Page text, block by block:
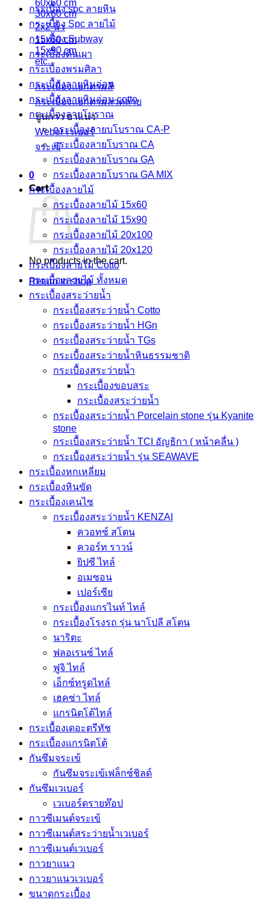
60x60 cm
30x60 cm
2x2 นิ้ว
15x60 cm
15x90 cm
etc.
กระเบื้องแยกตามสี
กระเบื้องแยกตามลวดลาย
ปูนกาว ยาแนว
Weber เวเบอร์
จระเข้
0
Cart
No products in the cart.
Return to shop
กระเบื้อง spc ลายหิน
กระเบื้อง Spc ลายไม้
กระเบื้อง Subway
กระเบื้องดินเผา
กระเบื้องพรมศิลา
กระเบื้องลายหินอ่อน
กระเบื้องลายหินอ่อน cotto
กระเบื้องลายโบราณ
กระเบื้องลายบโบราณ CA-P
กระเบื้องลายโบราณ CA
กระเบื้องลายโบราณ GA
กระเบื้องลายโบราณ GA MIX
กระเบื้องลายไม้
กระเบื้องลายไม้ 15x60
กระเบื้องลายไม้ 15x90
กระเบื้องลายไม้ 20x100
กระเบื้องลายไม้ 20x120
กระเบื้องลายไม้ Cotto
กระเบื้องลายไม้ ทั้งหมด
กระเบื้องสระว่ายน้ำ
กระเบื้องสระว่ายน้ำ Cotto
กระเบื้องสระว่ายน้ำ HGn
กระเบื้องสระว่ายน้ำ TGs
กระเบื้องสระว่ายน้ำหินธรรมชาติ
กระเบื้องสระว่ายนํ้า
กระเบื้องขอบสระ
กระเบื้องสระว่ายนํ้า
กระเบื้องสระว่ายนํ้า Porcelain stone รุ่น Kyanite
stone
กระเบื้องสระว่ายนํ้า TCI อัญธิกา ( หน้าคลื่น )
กระเบื้องสระว่ายนํ้า รุ่น SEAWAVE
กระเบื้องหกเหลี่ยม
กระเบื้องหินขัด
กระเบื้องเคนไซ
กระเบื้องสระว่ายน้ำ KENZAI
ควอทซ์ สโตน
ควอร์ท ราวน์
ยิปซี ไทล์
อเมซอน
เปอร์เซีย
กระเบื้องแกรไนท์ ไทล์
กระเบื้องโรงรถ รุ่น นาโปลี สโตน
นาริตะ
ฟลอเรนซ์ ไทล์
ฟูจิ ไทล์
เอ็กซ์ทรูดไทล์
เฮคซ่า ไทล์
แกรนิตโต้ไทล์
กระเบื้องเดอะตรีทัช
กระเบื้องแกรนิตโต้
กันซึมจระเข้
กันซึมจระเข้เฟล็กซ์ชิลด์
กันซึมเวเบอร์
เวเบอร์ดรายท๊อป
กาวซีเมนต์จระเข้
กาวซีเมนต์สระว่ายนํ้าเวเบอร์
กาวซีเมนต์เวเบอร์
กาวยาแนว
กาวยาแนวเวเบอร์
ขนาดกระเบื้อง